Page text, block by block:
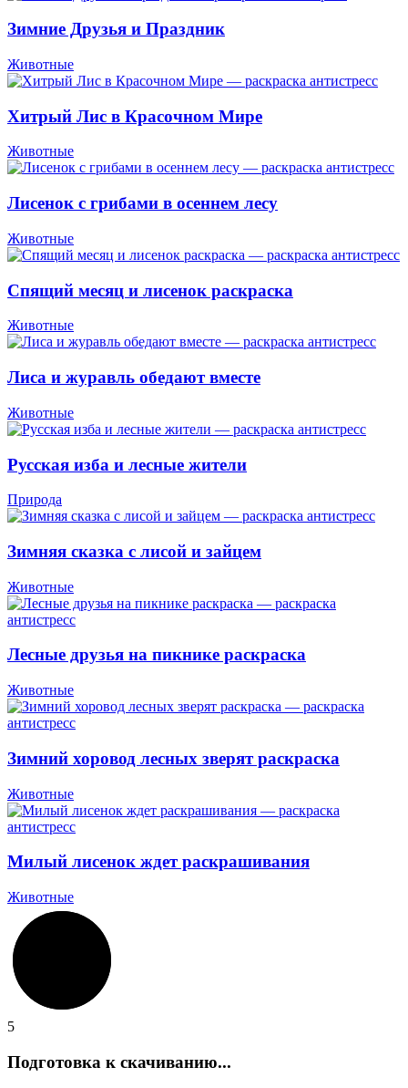
Зимние Друзья и Праздник
Животные
Хитрый Лис в Красочном Мире
Животные
Лисенок с грибами в осеннем лесу
Животные
Спящий месяц и лисенок раскраска
Животные
Лиса и журавль обедают вместе
Животные
Русская изба и лесные жители
Природа
Зимняя сказка с лисой и зайцем
Животные
Лесные друзья на пикнике раскраска
Животные
Зимний хоровод лесных зверят раскраска
Животные
Милый лисенок ждет раскрашивания
Животные
5
Подготовка к скачиванию...